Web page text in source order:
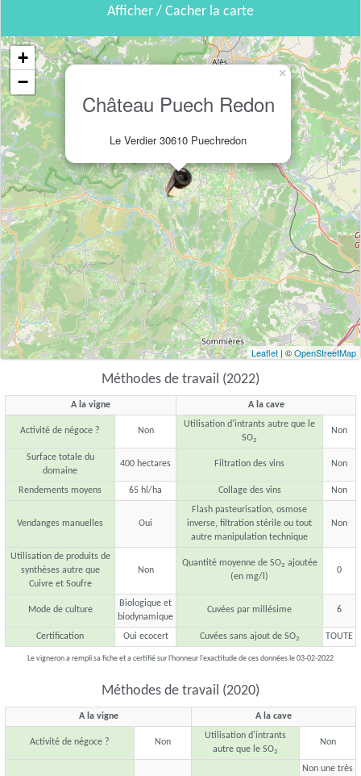
Afficher / Cacher la carte
Château Puech Redon
Le Verdier 30610 Puechredon
×
+
−
Leaflet | ©OpenStreetMap
Méthodes de travail (2022)
A la vigne A la cave
Activité de négoce ? Non
Utilisation d'intrants autre que le
SO2
Non
Surface totale du
domaine
400 hectares Filtration des vins Non
Rendements moyens 65 hl/ha Collage des vins Non
Vendanges manuelles Oui
Flash pasteurisation, osmose
inverse, filtration stérile ou tout
autre manipulation technique
Non
Utilisation de produits de
synthèses autre que
Cuivre et Soufre
Non
Quantité moyenne de SO2 ajoutée
(en mg/l)
0
Mode de culture
Biologique et
biodynamique
Cuvées par millésime 6
Certification Oui ecocert Cuvées sans ajout de SO2 TOUTE
Le vigneron a rempli sa fiche et a certifié sur l'honneur l'exactitude de ces données le 03-02-2022
Méthodes de travail (2020)
A la vigne A la cave
Activité de négoce ? Non
Utilisation d'intrants
autre que le SO2
Non
Non une très